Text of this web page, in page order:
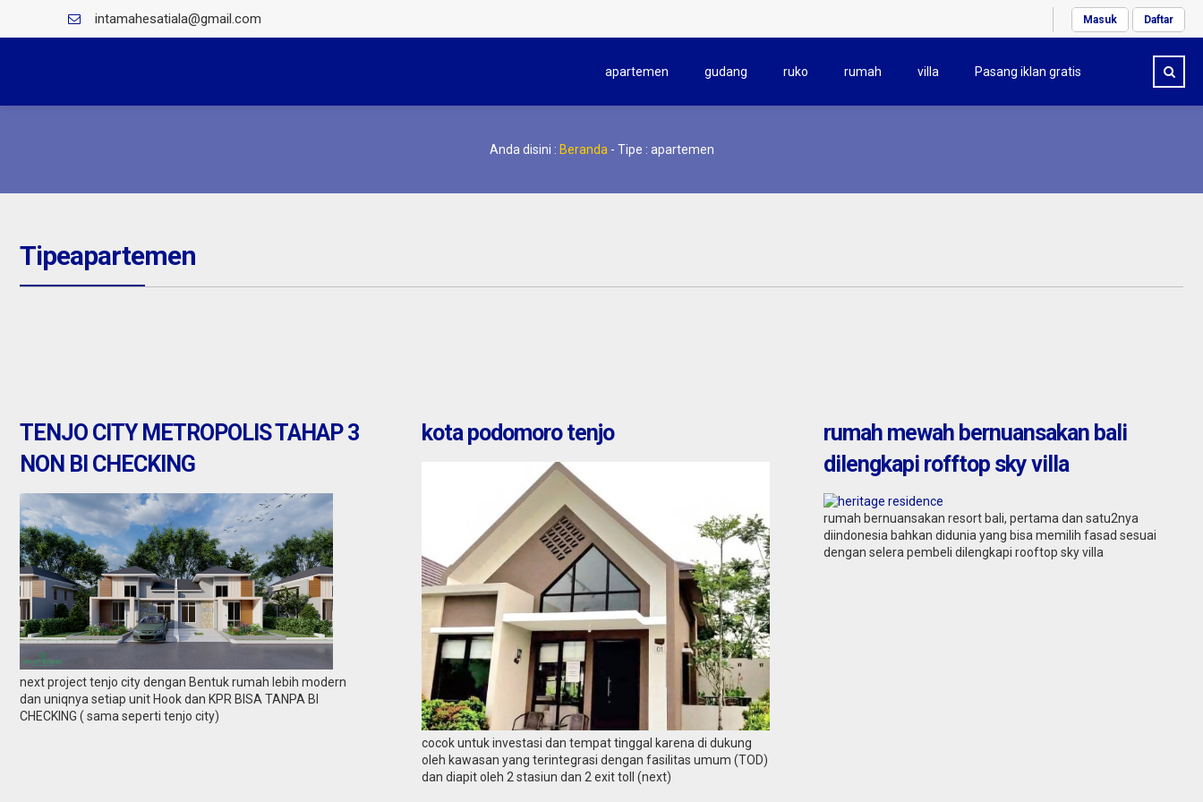
intamahesatiala@gmail.com Masuk Daftar
apartemen gudang ruko rumah villa Pasang iklan gratis
Anda disini : Beranda - Tipe : apartemen
Tipeapartemen
TENJO CITY METROPOLIS TAHAP 3
NON BI CHECKING
next project tenjo city dengan Bentuk rumah lebih modern
dan uniqnya setiap unit Hook dan KPR BISA TANPA BI
CHECKING ( sama seperti tenjo city)
kota podomoro tenjo
cocok untuk investasi dan tempat tinggal karena di dukung
oleh kawasan yang terintegrasi dengan fasilitas umum (TOD)
dan diapit oleh 2 stasiun dan 2 exit toll (next)
rumah mewah bernuansakan bali
dilengkapi rofftop sky villa
rumah bernuansakan resort bali, pertama dan satu2nya
diindonesia bahkan didunia yang bisa memilih fasad sesuai
dengan selera pembeli dilengkapi rooftop sky villa